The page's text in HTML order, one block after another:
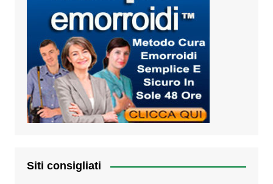
Siti consigliati